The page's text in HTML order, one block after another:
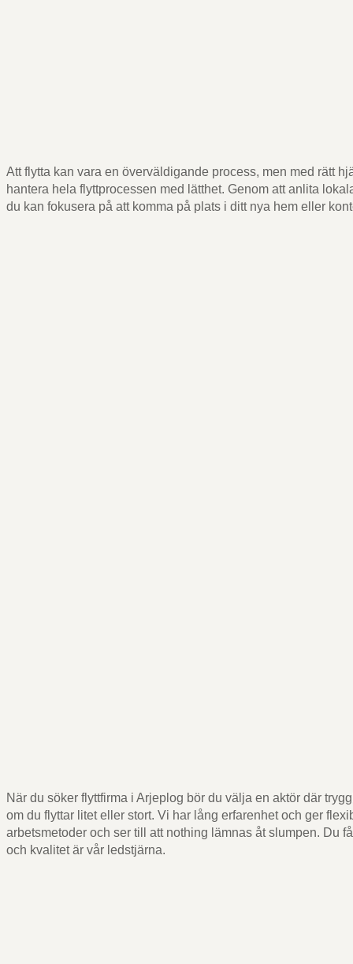
Att flytta kan vara en överväldigande process, men med rätt
hantera hela flyttprocessen med lätthet. Genom att anlita
du kan fokusera på att komma på plats i ditt nya hem eller
När du söker flyttfirma i Arjeplog bör du välja en aktör där
om du flyttar litet eller stort. Vi har lång erfarenhet och ger
arbetsmetoder och ser till att nothing lämnas åt slumpen. Du
och kvalitet är vår ledstjärna.